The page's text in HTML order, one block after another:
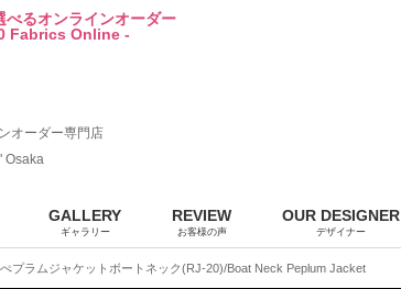
るオンラインオーダー
Fabrics Online -
オーダー専門店
Osaka
GALLERY
ギャラリー
REVIEW
お客様の声
OUR DESIGNER
デザイナー
プラムジャケットボートネック(RJ-20)/Boat Neck Peplum Jacket